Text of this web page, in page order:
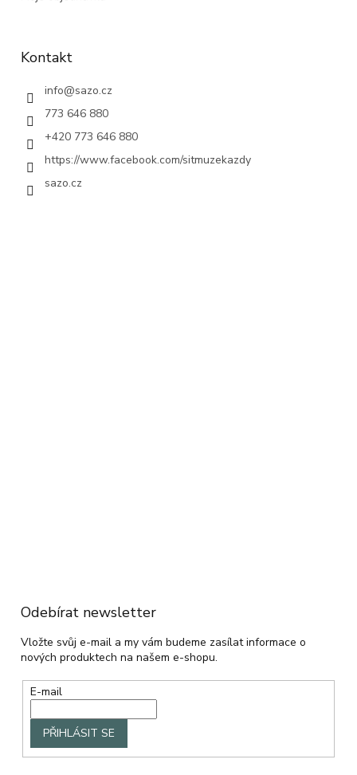
Kontakt
info@sazo.cz
773 646 880
+420 773 646 880
https://www.facebook.com/sitmuzekazdy
sazo.cz
Odebírat newsletter
Vložte svůj e-mail a my vám budeme zasílat informace o
nových produktech na našem e-shopu.
E-mail
PŘIHLÁSIT SE